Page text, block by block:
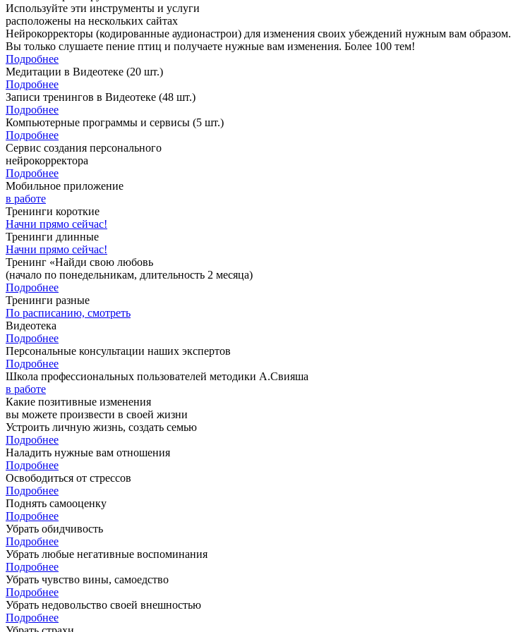
Используйте эти инструменты и услуги
расположены на нескольких сайтах
Нейрокорректоры (кодированные аудионастрои) для изменения своих убеждений нужным вам образом.
Вы только слушаете пение птиц и получаете нужные вам изменения. Более 100 тем!
Подробнее
Медитации в Видеотеке (20 шт.)
Подробнее
Записи тренингов в Видеотеке (48 шт.)
Подробнее
Компьютерные программы и сервисы (5 шт.)
Подробнее
Сервис создания персонального
нейрокорректора
Подробнее
Мобильное приложение
в работе
Тренинги короткие
Начни прямо сейчас!
Тренинги длинные
Начни прямо сейчас!
Тренинг «Найди свою любовь
(начало по понедельникам, длительность 2 месяца)
Подробнее
Тренинги разные
По расписанию, смотреть
Видеотека
Подробнее
Персональные консультации наших экспертов
Подробнее
Школа профессиональных пользователей методики А.Свияша
в работе
Какие позитивные изменения
вы можете произвести в своей жизни
Устроить личную жизнь, создать семью
Подробнее
Наладить нужные вам отношения
Подробнее
Освободиться от стрессов
Подробнее
Поднять самооценку
Подробнее
Убрать обидчивость
Подробнее
Убрать любые негативные воспоминания
Подробнее
Убрать чувство вины, самоедство
Подробнее
Убрать недовольство своей внешностью
Подробнее